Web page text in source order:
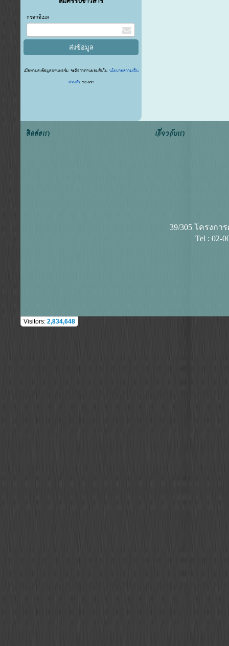
กรอกอีเมล
เมื่อท่านส่งข้อมูลผ่านฟอร์ม จะถือว่าท่านยอมรับในนโยบายความเป็น
ส่วนตัว ของเรา
ติดต่อเรา เกี่ยวกับเรา
39/305 โครงก
Tel : 02-
Visitors: 2,834,648